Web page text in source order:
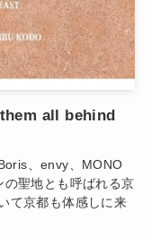
them all behind
、envy、MONO
聖地とも呼ばれる京
て京都も体感しに来